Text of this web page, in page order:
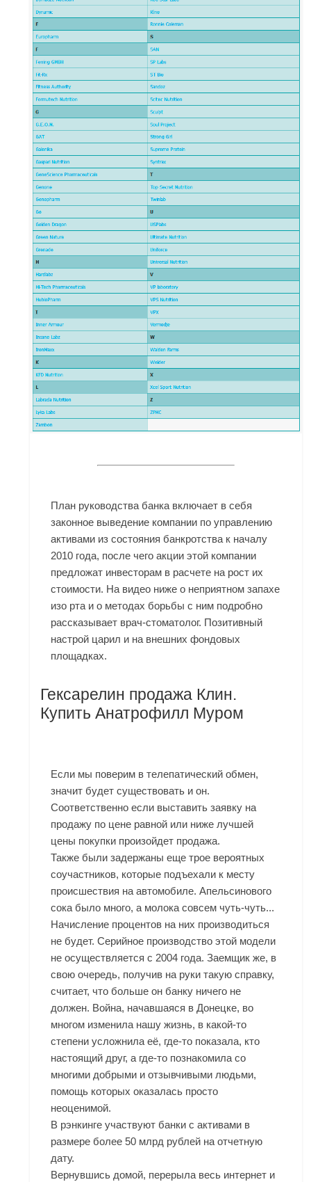
План руководства банка включает в себя
законное выведение компании по управлению
активами из состояния банкротства к началу
2010 года, после чего акции этой компании
предложат инвесторам в расчете на рост их
стоимости. На видео ниже о неприятном запахе
изо рта и о методах борьбы с ним подробно
рассказывает врач-стоматолог. Позитивный
настрой царил и на внешних фондовых
площадках.
Гексарелин продажа Клин.
Купить Анатрофилл Муром
Если мы поверим в телепатический обмен,
значит будет существовать и он.
Соответственно если выставить заявку на
продажу по цене равной или ниже лучшей
цены покупки произойдет продажа.
Также были задержаны еще трое вероятных
соучастников, которые подъехали к месту
происшествия на автомобиле. Апельсинового
сока было много, а молока совсем чуть-чуть...
Начисление процентов на них производиться
не будет. Серийное производство этой модели
не осуществляется с 2004 года. Заемщик же, в
свою очередь, получив на руки такую справку,
считает, что больше он банку ничего не
должен. Война, начавшаяся в Донецке, во
многом изменила нашу жизнь, в какой-то
степени усложнила её, где-то показала, кто
настоящий друг, а где-то познакомила со
многими добрыми и отзывчивыми людьми,
помощь которых оказалась просто
неоценимой.
В рэнкинге участвуют банки с активами в
размере более 50 млрд рублей на отчетную
дату.
Вернувшись домой, перерыла весь интернет и